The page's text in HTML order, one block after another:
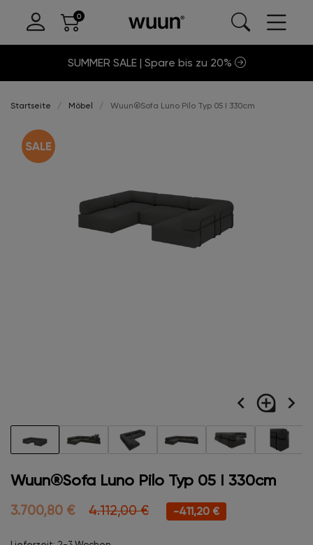
SUMMER SALE | Spare bis zu 20%
Startseite Möbel Wuun®Sofa Luno Pilo Typ 05 I 330cm
navigate_before loupe navigate_next
Wuun®Sofa Luno Pilo Typ 05 I 330cm
3.700,80 € 4.112,00 € -411,20 €